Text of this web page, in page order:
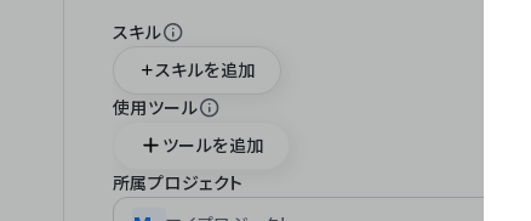
スキル
スキルを追加
使用ツール
ツールを追加
所属プロジェクト